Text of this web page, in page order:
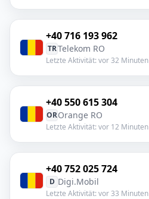
+40 716 193 962
TRTelekom RO
Letzte Aktivität: vor 32 Minuten
+40 550 615 304
OROrange RO
Letzte Aktivität: vor 12 Minuten
+40 752 025 724
D Digi.Mobil
Letzte Aktivität: vor 33 Minuten